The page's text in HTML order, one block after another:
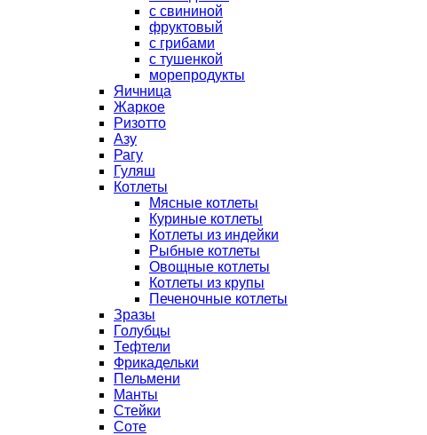
с свининой
фруктовый
с грибами
с тушенкой
морепродукты
Яичница
Жаркое
Ризотто
Азу
Рагу
Гуляш
Котлеты
Мясные котлеты
Куриные котлеты
Котлеты из индейки
Рыбные котлеты
Овощные котлеты
Котлеты из крупы
Печеночные котлеты
Зразы
Голубцы
Тефтели
Фрикадельки
Пельмени
Манты
Стейки
Соте